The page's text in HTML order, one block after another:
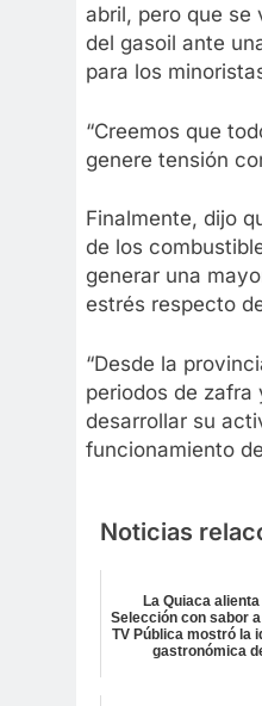
abril, pero que se
del gasoil ante
para los
“Creemos que
genere tensión
Finalmente, dijo
de los
generar una
estrés respecto
“Desde la
periodos de
desarrollar su
funcionamiento
Noticias
La Quiaca alienta
Selección con sabor
TV Pública mostró la
gastronómica